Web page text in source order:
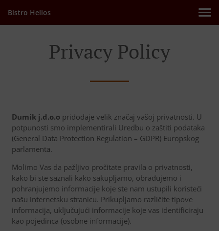
Bistro Helios
Privacy Policy
Dumik j.d.o.o pridodaje velik značaj vašoj privatnosti. U
potpunosti smo implementirali Uredbu o zaštiti podataka
(General Data Protection Regulation – GDPR) Europskog
parlamenta.
Molimo Vas da pažljivo pročitate pravila o privatnosti,
kako bi ste saznali kako sakupljamo, obrađujemo i
pohranjujemo informacije koje ste nam ustupili koristeći
našu internetsku stranicu. Prikupljamo različite tipove
informacija, uključujući informacije koje vas identificiraju
kao pojedinca (osobne informacije).